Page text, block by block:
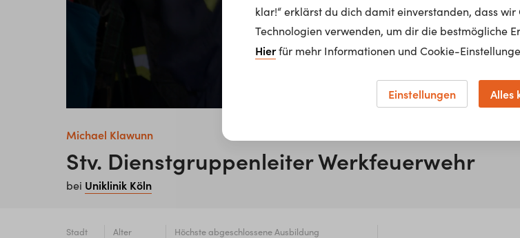
Michael Klawunn
Stv. Dienstgruppenleiter Werkfeuerwehr
bei Uniklinik Köln
Stadt Alter Höchste abgeschlossene Ausbildung
klar!“ erklärst du dich damit einverstanden, dass
Technologien verwenden, um dir die bestmögliche
Hierfür mehr Informationen und Cookie-
Einstellungen Alles